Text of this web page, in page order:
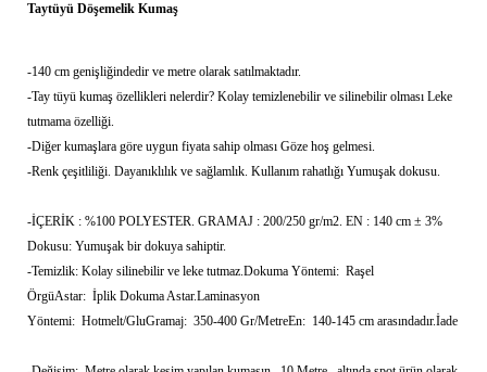
Taytüyü Döşemelik Kumaş
-140 cm genişliğindedir ve metre olarak satılmaktadır.
-Tay tüyü kumaş özellikleri nelerdir? Kolay temizlenebilir ve silinebilir olması Leke
tutmama özelliği.
-Diğer kumaşlara göre uygun fiyata sahip olması Göze hoş gelmesi.
-Renk çeşitliliği. Dayanıklılık ve sağlamlık. Kullanım rahatlığı Yumuşak dokusu.
-İÇERİK : %100 POLYESTER. GRAMAJ : 200/250 gr/m2. EN : 140 cm ± 3%
Dokusu: Yumuşak bir dokuya sahiptir.
-Temizlik: Kolay silinebilir ve leke tutmaz.Dokuma Yöntemi: Raşel
ÖrgüAstar: İplik Dokuma Astar.Laminasyon
Yöntemi: Hotmelt/GluGramaj: 350-400 Gr/MetreEn: 140-145 cm arasındadır.İade